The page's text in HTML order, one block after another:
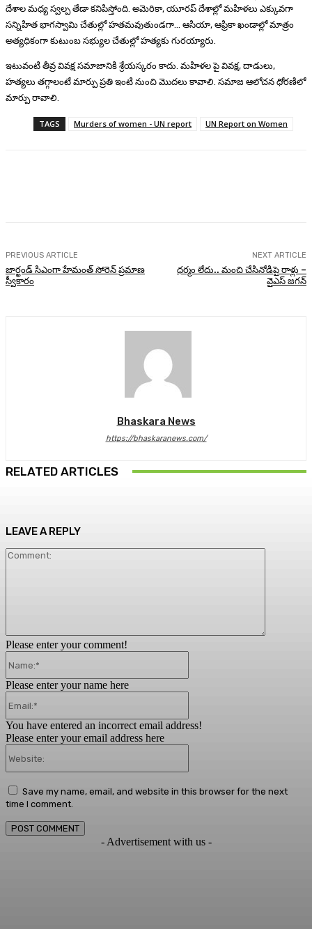
దేశాల మధ్య స్వల్ప తేడా కనిపిస్తోంది. అమెరికా, యూరప్ దేశాల్లో మహిళలు ఎక్కువగా
సన్నిహిత భాగస్వామి చేతుల్లో హతమవుతుండగా… ఆసియా, ఆఫ్రికా ఖండాల్లో మాత్రం
అత్యధికంగా కుటుంబ సభ్యుల చేతుల్లో హత్యకు గురయ్యారు.
ఇటువంటి తీవ్ర వివక్ష సమాజానికి శ్రేయస్కరం కాదు. మహిళల పై వివక్ష, దాడులు,
హత్యలు తగ్గాలంటే మార్పు ప్రతి ఇంటి నుంచి మొదలు కావాలి. సమాజ ఆలోచన ధోరణిలో
మార్పు రావాలి.
TAGS Murders of women - UN report UN Report on Women
PREVIOUS ARTICLE
జార్ఖండ్ సిఎంగా హేమంత్ సోరెన్ ప్రమాణ
స్వీకారం
NEXT ARTICLE
ధర్మం లేదు.. మంచి చేసినోడిపై రాళ్లు –
వైఎస్ జగన్
Bhaskara News
https://bhaskaranews.com/
RELATED ARTICLES
LEAVE A REPLY
Please enter your comment!
Please enter your name here
You have entered an incorrect email address!
Please enter your email address here
Save my name, email, and website in this browser for the next
time I comment.
- Advertisement with us -